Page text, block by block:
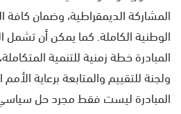
المشاركة الديمقراطية، وضمان
الوطنية الكاملة. كما يمكن أن
المبادرة خطة زمنية للتنمية
ولجنة للتقييم والمتابعة برعاية
المبادرة ليست فقط مجرد حل